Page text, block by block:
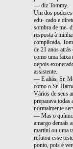
— diz Tommy.
Um dos
edu- cado e
sombra de me-
resposta à
complicada.
de 21 anos
como uma faixa
depois
assistente.
— E aliás, Sr.
como o Sr.
Vários de seus
preparava
normalmente
— Mas o
amargo demais
martíni ou uma
refutou esse
ponto, pois é